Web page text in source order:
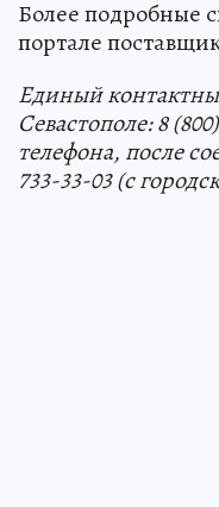
Более подробные
портале
Единый
Севастополе: 8
телефона, после
733-33-03 (с